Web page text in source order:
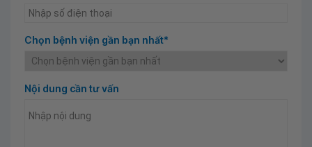
Chọn bệnh viện gần bạn nhất*
Nội dung cần tư vấn